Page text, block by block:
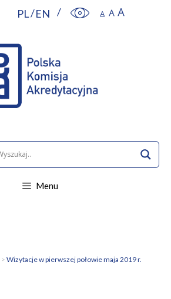
PL EN
Menu
> Wizytacje w pierwszej połowie maja 2019 r.